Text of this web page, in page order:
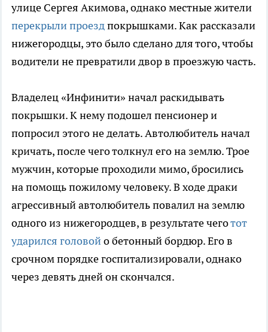
улице Сергея Акимова, однако местные жители
перекрыли проездпокрышками. Как рассказали
нижегородцы, это было сделано для того, чтобы
водители не превратили двор в проезжую часть.
Владелец «Инфинити» начал раскидывать
покрышки. К нему подошел пенсионер и
попросил этого не делать. Автолюбитель начал
кричать, после чего толкнул его на землю. Трое
мужчин, которые проходили мимо, бросились
на помощь пожилому человеку. В ходе драки
агрессивный автолюбитель повалил на землю
одного из нижегородцев, в результате чеготот
ударился головойо бетонный бордюр. Его в
срочном порядке госпитализировали, однако
через девять дней он скончался.